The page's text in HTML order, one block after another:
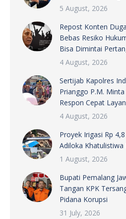
5 August, 2026
Repost Konten
Bebas Resiko
Bisa Dimintai
4 August, 2026
Sertijab Kapolres
Prianggo P.M.
Respon Cepat
4 August, 2026
Proyek Irigasi Rp
Adiloka
1 August, 2026
Bupati Pemalang
Tangan KPK
Pidana Korupsi
31 July, 2026